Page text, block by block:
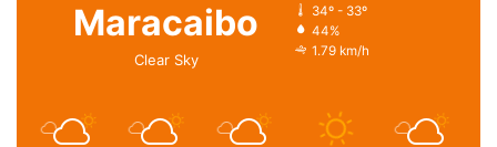
Maracaibo
Clear Sky
34º - 33º
44%
1.79 km/h